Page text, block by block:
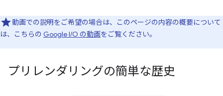
動画での説明をご希望の場合は、このページの内容の概要について
は、こちらの Google I/O の動画をご覧ください。
プリレンダリングの簡単な歴史